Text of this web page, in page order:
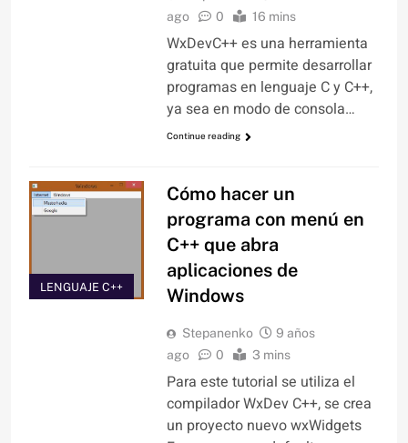
ago
0 16 mins
WxDevC++ es una herramienta
gratuita que permite desarrollar
programas en lenguaje C y C++,
ya sea en modo de consola…
Continue reading
LENGUAJE C++
Cómo hacer un
programa con menú en
C++ que abra
aplicaciones de
Windows
Stepanenko
9 años
ago
0 3 mins
Para este tutorial se utiliza el
compilador WxDev C++, se crea
un proyecto nuevo wxWidgets